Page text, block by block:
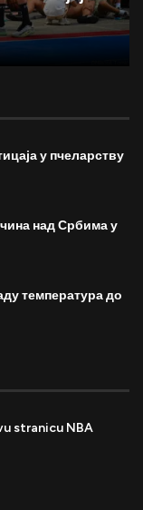
у пчеларству
над Србима у
температура до
stranicu NBA